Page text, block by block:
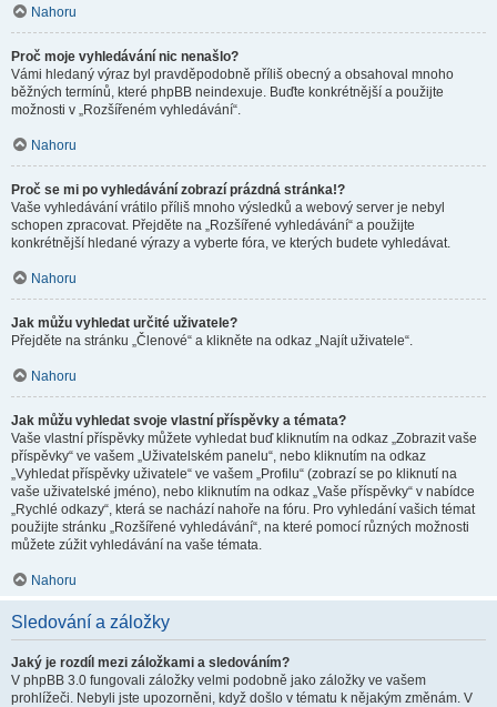
Nahoru
Proč moje vyhledávání nic nenašlo?
Vámi hledaný výraz byl pravděpodobně příliš obecný a obsahoval mnoho
běžných termínů, které phpBB neindexuje. Buďte konkrétnější a použijte
možnosti v „Rozšířeném vyhledávání“.
Nahoru
Proč se mi po vyhledávání zobrazí prázdná stránka!?
Vaše vyhledávání vrátilo příliš mnoho výsledků a webový server je nebyl
schopen zpracovat. Přejděte na „Rozšířené vyhledávání“ a použijte
konkrétnější hledané výrazy a vyberte fóra, ve kterých budete vyhledávat.
Nahoru
Jak můžu vyhledat určité uživatele?
Přejděte na stránku „Členové“ a klikněte na odkaz „Najít uživatele“.
Nahoru
Jak můžu vyhledat svoje vlastní příspěvky a témata?
Vaše vlastní příspěvky můžete vyhledat buď kliknutím na odkaz „Zobrazit vaše
příspěvky“ ve vašem „Uživatelském panelu“, nebo kliknutím na odkaz
„Vyhledat příspěvky uživatele“ ve vašem „Profilu“ (zobrazí se po kliknutí na
vaše uživatelské jméno), nebo kliknutím na odkaz „Vaše příspěvky“ v nabídce
„Rychlé odkazy“, která se nachází nahoře na fóru. Pro vyhledání vašich témat
použijte stránku „Rozšířené vyhledávání“, na které pomocí různých možnosti
můžete zúžit vyhledávání na vaše témata.
Nahoru
Sledování a záložky
Jaký je rozdíl mezi záložkami a sledováním?
V phpBB 3.0 fungovali záložky velmi podobně jako záložky ve vašem
prohlížeči. Nebyli jste upozorněni, když došlo v tématu k nějakým změnám. V